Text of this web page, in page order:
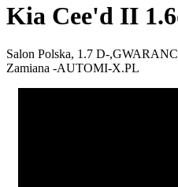
Kia Cee'd II
Salon Polska, 1.7 D-
Zamiana -AUTOMI-X.PL